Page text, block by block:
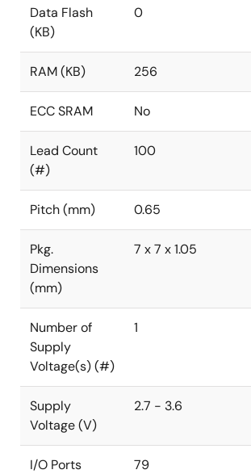
Data Flash
(KB)
0
RAM (KB) 256
ECC SRAM No
Lead Count
(#)
100
Pitch (mm) 0.65
Pkg.
Dimensions
(mm)
7 x 7 x 1.05
Number of
Supply
Voltage(s) (#)
1
Supply
Voltage (V)
2.7 - 3.6
I/O Ports 79